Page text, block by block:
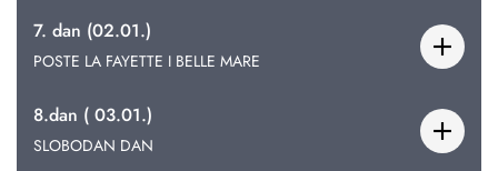
7. dan (02.01.)
POSTE LA FAYETTE I BELLE MARE
8.dan ( 03.01.)
SLOBODAN DAN